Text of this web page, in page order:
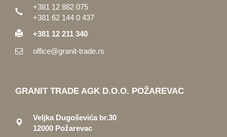
+381 12 882 075
+381 62 144 0 437
+381 12 211 340
office@granit-trade.rs
GRANIT TRADE AGK D.O.O. POŽAREVAC
Veljka Dugoševića br.30
12000 Požarevac